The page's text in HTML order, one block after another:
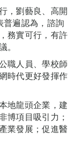
，劉藝良、高開
普遍認為，諮詢
務實可行，有許
。
職人員、學校師
時代更好發揮作
地龍頭企業，建
博項目吸引力；
業發展；促進醫